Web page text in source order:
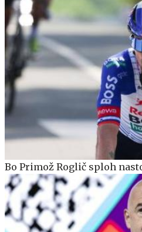
Bo Primož Roglič sploh